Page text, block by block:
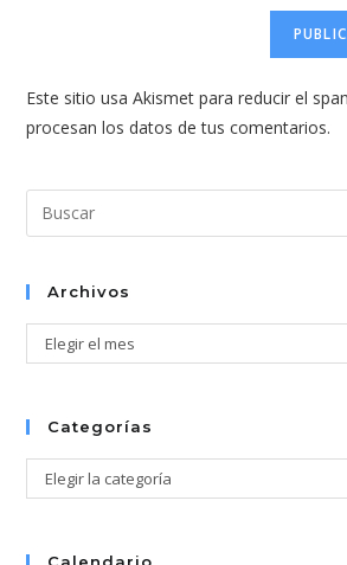
comentar
web
(opcional)
Este sitio usa Akismet para reducir el
procesan los datos de tus comentarios.
Archivos
Archivos
Elegir el mes
Categorías
Categorías
Elegir la categoría
Calendario